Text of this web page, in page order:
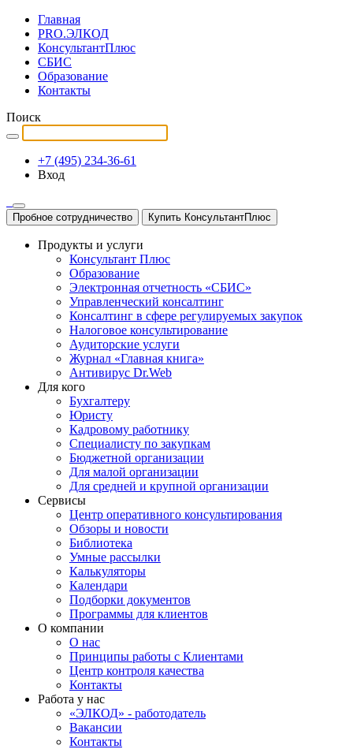
Главная
PRO.ЭЛКОД
КонсультантПлюс
СБИС
Образование
Контакты
Поиск
+7 (495) 234-36-61
Вход
Пробное сотрудничество Купить КонсультантПлюс
Продукты и услуги
Консультант Плюс
Образование
Электронная отчетность «СБИС»
Управленческий консалтинг
Консалтинг в сфере регулируемых закупок
Налоговое консультирование
Аудиторские услуги
Журнал «Главная книга»
Антивирус Dr.Web
Для кого
Бухгалтеру
Юристу
Кадровому работнику
Специалисту по закупкам
Бюджетной организации
Для малой организации
Для средней и крупной организации
Сервисы
Центр оперативного консультирования
Обзоры и новости
Библиотека
Умные рассылки
Калькуляторы
Календари
Подборки документов
Программы для клиентов
О компании
О нас
Принципы работы с Клиентами
Центр контроля качества
Контакты
Работа у нас
«ЭЛКОД» - работодатель
Вакансии
Контакты